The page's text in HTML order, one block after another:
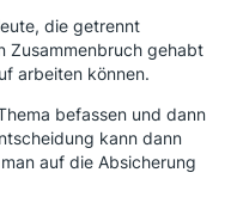
die getrennt
Zusammenbruch gehabt
arbeiten können.
befassen und dann
kann dann
auf die Absicherung